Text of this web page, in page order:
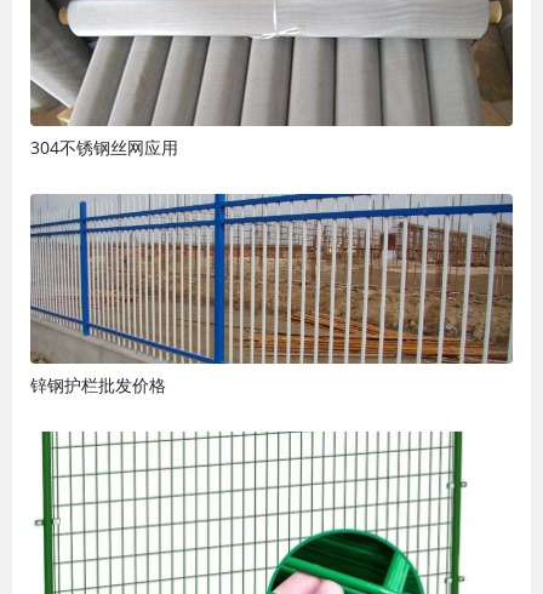
304不锈钢丝网应用
锌钢护栏批发价格